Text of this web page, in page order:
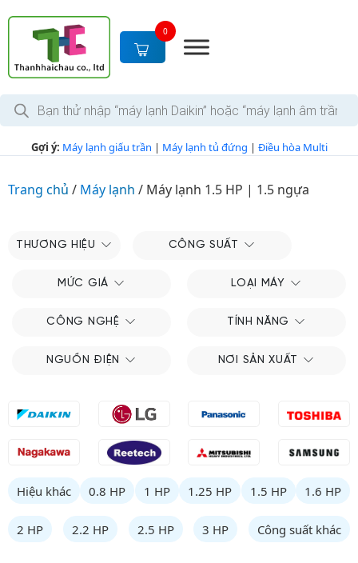
c
0
T
m
i Gợi ý: Máy lạnh giấu trần | Máy lạnh tủ đứng | Điều hòa Multi
Trang chủ / Máy lạnh / Máy lạnh 1.5 HP | 1.5 ngựa
THƯƠNG HIỆU CÔNG SUẤT
MỨC GIÁ LOẠI MÁY
CÔNG NGHỆ TÍNH NĂNG
NGUỒN ĐIỆN NƠI SẢN XUẤT
Hiệu khác 0.8 HP 1 HP 1.25 HP 1.5 HP 1.6 HP
2 HP 2.2 HP 2.5 HP 3 HP Công suất khác